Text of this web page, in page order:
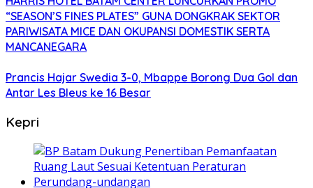
“SEASON’S FINES PLATES” GUNA DONGKRAK SEKTOR
PARIWISATA MICE DAN OKUPANSI DOMESTIK SERTA
MANCANEGARA
Prancis Hajar Swedia 3-0, Mbappe Borong Dua Gol dan
Antar Les Bleus ke 16 Besar
Kepri